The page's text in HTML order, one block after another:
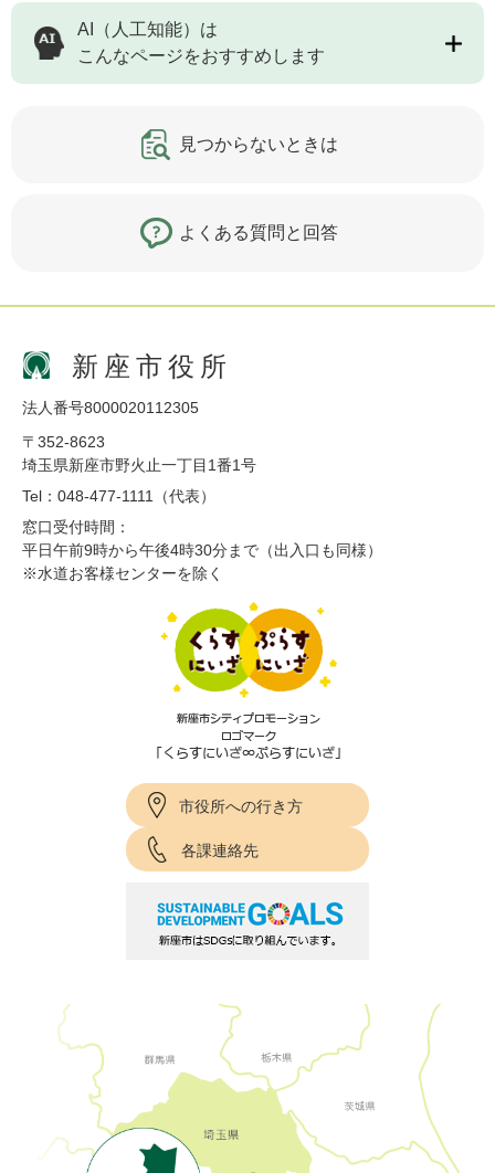
AI（人工知能）は
こんなページをおすすめします
見つからないときは
よくある質問と回答
新座市役所
法人番号8000020112305
〒352-8623
埼玉県新座市野火止一丁目1番1号
Tel：048-477-1111（代表）
窓口受付時間：
平日午前9時から午後4時30分まで（出入口も同様）
※水道お客様センターを除く
市役所への行き方
各課連絡先